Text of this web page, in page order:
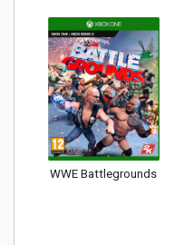
WWE Battlegrounds